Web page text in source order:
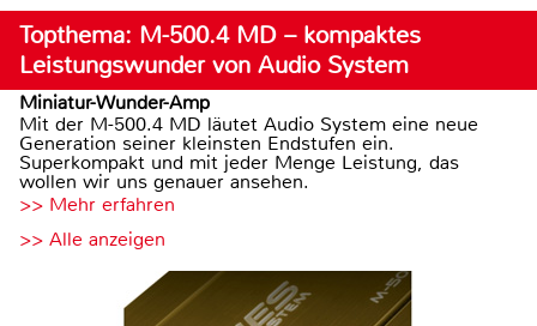
Topthema: M-500.4 MD – kompaktes
Leistungswunder von Audio System
Miniatur-Wunder-Amp
Mit der M-500.4 MD läutet Audio System eine neue
Generation seiner kleinsten Endstufen ein.
Superkompakt und mit jeder Menge Leistung, das
wollen wir uns genauer ansehen.
>> Mehr erfahren
>> Alle anzeigen